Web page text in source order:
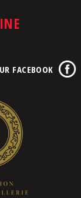
FACEBOOK